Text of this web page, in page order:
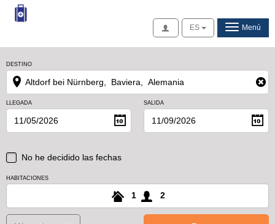
AccesoES Menú
DESTINO
LLEGADA SALIDA
No he decidido las fechas
HABITACIONES
1 2